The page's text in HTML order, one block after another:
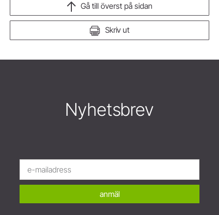
Skriv ut
Gå till överst på sidan
Nyhetsbrev
anmäl